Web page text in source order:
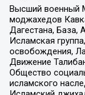
Высший военный
моджахедов
Дагестана, База,
Исламская
освобождения,
Движение
Общество
исламского